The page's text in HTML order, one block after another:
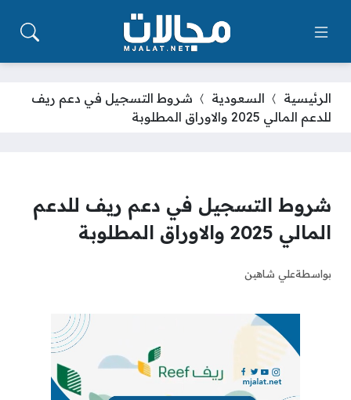
الرئيسية السعودية
شروط التسجيل في دعم ريف
للدعم المالي 2025 والاوراق المطلوبة
شروط التسجيل في دعم ريف للدعم
المالي 2025 والاوراق المطلوبة
بواسطةعلي شاهين